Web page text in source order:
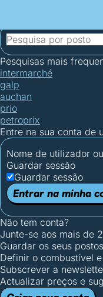
Pesquisas mais
intermarché
galp
auchan
prio
petroprix
Entre na sua conta de
Nome de utilizador
Guardar sessão
Guardar sessão
Entrar na minha
Não tem conta?
Junte-se aos mais de
Guardar os seus
Definir o combustível
Subscrever a
Actualizar preços e